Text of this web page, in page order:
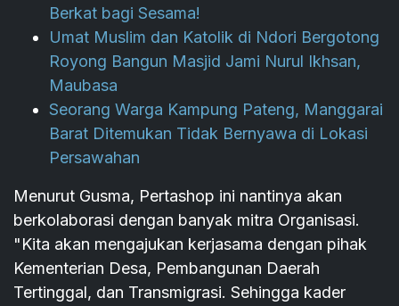
Berkat bagi Sesama!
Umat Muslim dan Katolik di Ndori Bergotong
Royong Bangun Masjid Jami Nurul Ikhsan,
Maubasa
Seorang Warga Kampung Pateng, Manggarai
Barat Ditemukan Tidak Bernyawa di Lokasi
Persawahan
Menurut Gusma, Pertashop ini nantinya akan
berkolaborasi dengan banyak mitra Organisasi.
"Kita akan mengajukan kerjasama dengan pihak
Kementerian Desa, Pembangunan Daerah
Tertinggal, dan Transmigrasi. Sehingga kader